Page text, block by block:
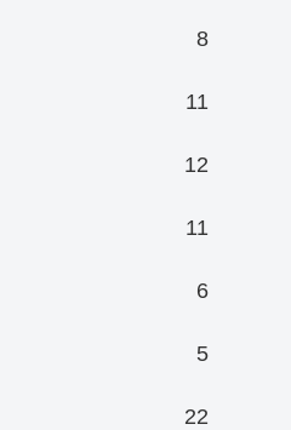
8
11
12
11
6
5
22